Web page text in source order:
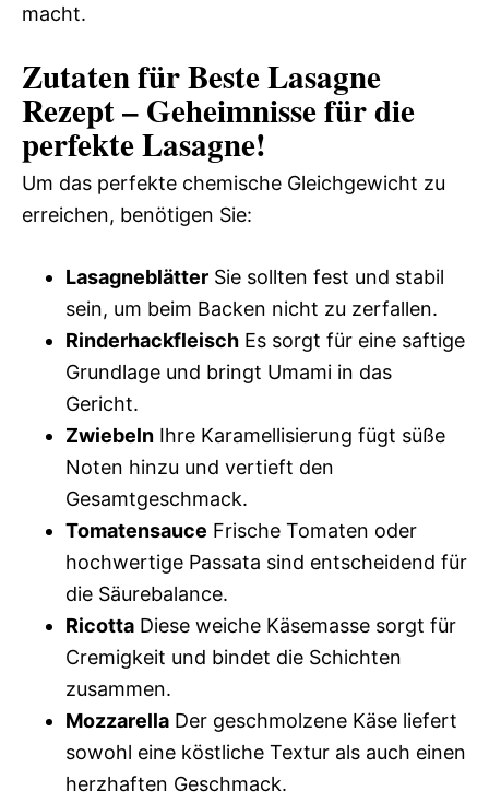
macht.
Zutaten für Beste Lasagne
Rezept – Geheimnisse für die
perfekte Lasagne!
Um das perfekte chemische Gleichgewicht zu
erreichen, benötigen Sie:
Lasagneblätter Sie sollten fest und stabil
sein, um beim Backen nicht zu zerfallen.
Rinderhackfleisch Es sorgt für eine saftige
Grundlage und bringt Umami in das
Gericht.
Zwiebeln Ihre Karamellisierung fügt süße
Noten hinzu und vertieft den
Gesamtgeschmack.
Tomatensauce Frische Tomaten oder
hochwertige Passata sind entscheidend für
die Säurebalance.
Ricotta Diese weiche Käsemasse sorgt für
Cremigkeit und bindet die Schichten
zusammen.
Mozzarella Der geschmolzene Käse liefert
sowohl eine köstliche Textur als auch einen
herzhaften Geschmack.